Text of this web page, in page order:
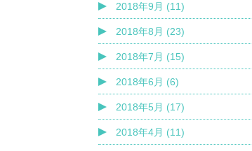
2018年9月 (11)
2018年8月 (23)
2018年7月 (15)
2018年6月 (6)
2018年5月 (17)
2018年4月 (11)